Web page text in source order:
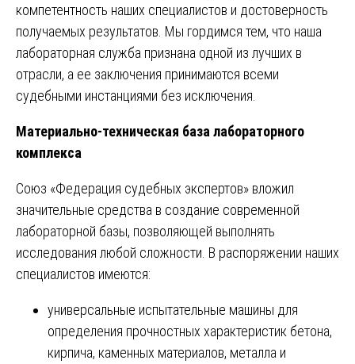
компетентность наших специалистов и достоверность
получаемых результатов. Мы гордимся тем, что наша
лабораторная служба признана одной из лучших в
отрасли, а ее заключения принимаются всеми
судебными инстанциями без исключения.
Материально-техническая база лабораторного
комплекса
Союз «Федерация судебных экспертов» вложил
значительные средства в создание современной
лабораторной базы, позволяющей выполнять
исследования любой сложности. В распоряжении наших
специалистов имеются:
универсальные испытательные машины для
определения прочностных характеристик бетона,
кирпича, каменных материалов, металла и